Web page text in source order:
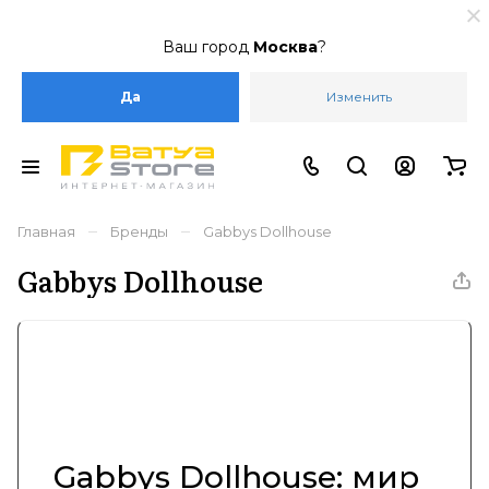
Ваш город Москва?
Да Изменить
Главная – Бренды – Gabbys Dollhouse
Gabbys Dollhouse
Gabbys Dollhouse: мир